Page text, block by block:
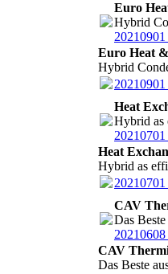
Euro
Hybrid
Euro Heat
Hybrid
Heat
Hybrid as
Heat
Hybrid as
CAV
Das
CAV
Das Beste